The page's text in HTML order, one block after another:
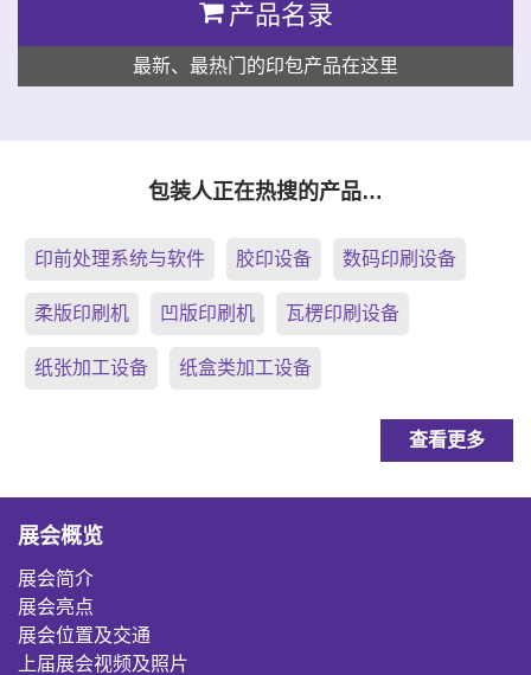
产品名录
最新、最热门的印包产品在这里
包装人正在热搜的产品…
印前处理系统与软件 胶印设备 数码印刷设备
柔版印刷机 凹版印刷机 瓦楞印刷设备
纸张加工设备 纸盒类加工设备
查看更多
展会概览
展会简介
展会亮点
展会位置及交通
上届展会视频及照片